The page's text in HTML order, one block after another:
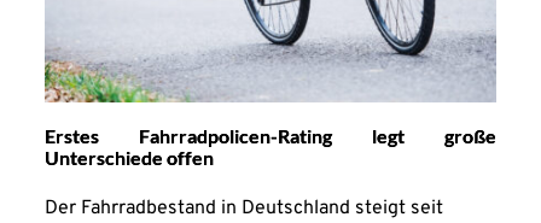
Erstes Fahrradpolicen-Rating legt große
Unterschiede offen
Der Fahrradbestand in Deutschland steigt seit